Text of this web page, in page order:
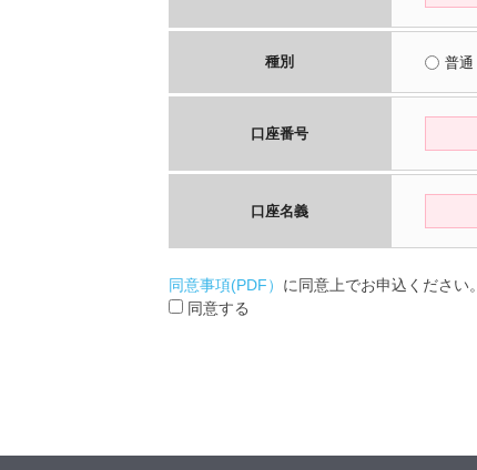
種別 普通
口座番号
口座名義
同意事項(PDF） に同意上でお申込ください。
同意する